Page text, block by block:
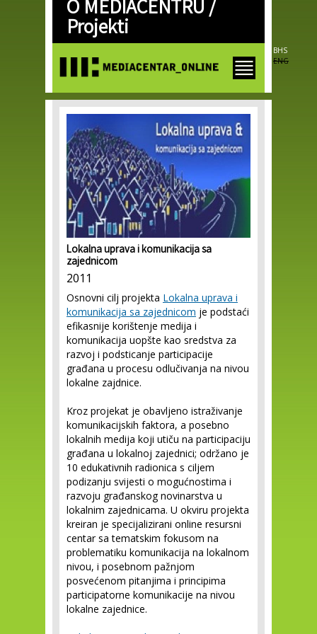
Skip to
main
content
O MEDIACENTRU /
Projekti
BHS
ENG
Lokalna uprava i komunikacija sa
zajednicom
2011
Osnovni cilj projekta Lokalna uprava i
komunikacija sa zajednicom je podstaći
efikasnije korištenje medija i
komunikacija uopšte kao sredstva za
razvoj i podsticanje participacije
građana u procesu odlučivanja na nivou
lokalne zajdnice.
Kroz projekat je obavljeno istraživanje
komunikacijskih faktora, a posebno
lokalnih medija koji utiču na participaciju
građana u lokalnoj zajednici; održano je
10 edukativnih radionica s ciljem
podizanju svijesti o mogućnostima i
razvoju građanskog novinarstva u
lokalnim zajednicama. U okviru projekta
kreiran je specijalizirani online resursni
centar sa tematskim fokusom na
problematiku komunikacija na lokalnom
nivou, i posebnom pažnjom
posvećenom pitanjima i principima
participatorne komunikacije na nivou
lokalne zajednice.